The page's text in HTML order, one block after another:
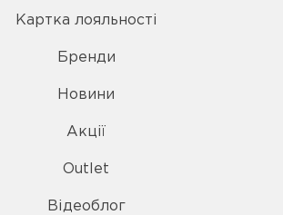
Картка лояльності
Бренди
Новини
Акції
Outlet
Відеоблог